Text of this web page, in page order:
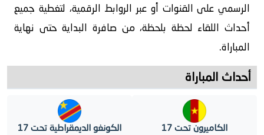
الرسمي على القنوات أو عبر الروابط الرقمية، لتغطية جميع
أحداث اللقاء لحظة بلحظة، من صافرة البداية حتى نهاية
المباراة.
أحداث المباراة
الكاميرون تحت 17 الكونغو الديمقراطية تحت 17